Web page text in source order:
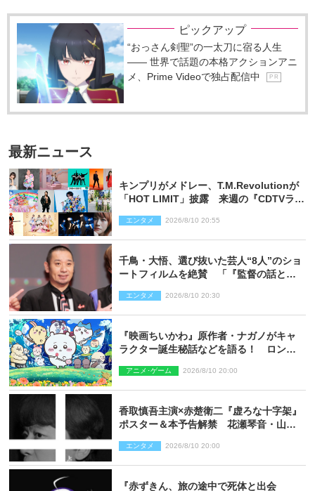
ピックアップ
“おっさん剣聖”の一太刀に宿る人生
―― 世界で話題の本格アクションアニ
メ、Prime Videoで独占配信中
P R
最新ニュース
キンプリがメドレー、T.M.Revolutionが
「HOT LIMIT」披露 来週の『CDTVライ
エンタメ 2026/8/10 20:55
千鳥・大悟、選び抜いた芸人“8人”のショ
ートフィルムを絶賛 「『監督の話とか
した」
エンタメ 2026/8/10 20:30
『映画ちいかわ』原作者・ナガノがキャ
ラクター誕生秘話などを語る！ ロング
アニメ･ゲーム 2026/8/10 20:00
香取慎吾主演×赤楚衛二『虚ろな十字架』
ポスター＆本予告解禁 花瀬琴音・山中
エンタメ 2026/8/10 20:00
『赤ずきん、旅の途中で死体と出会